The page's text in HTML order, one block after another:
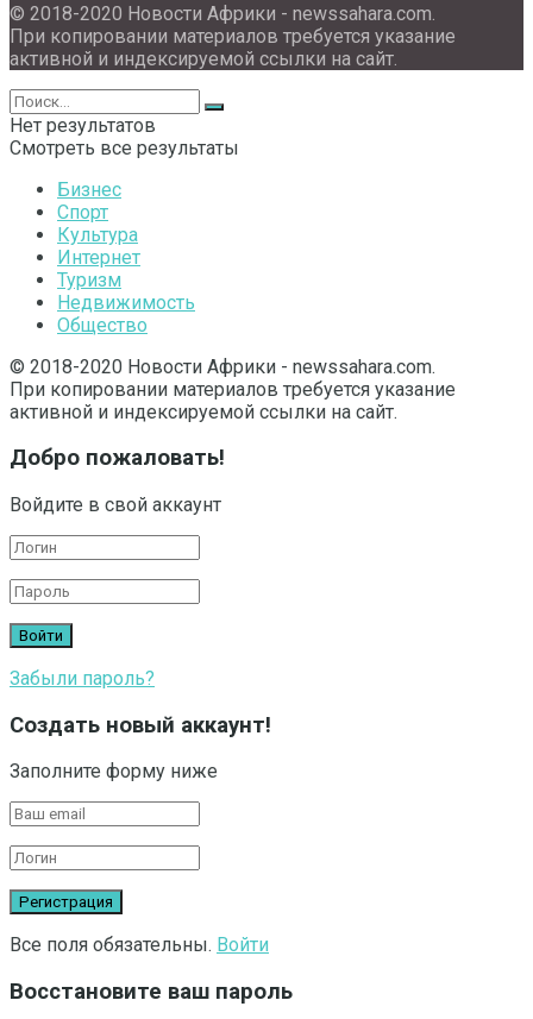
© 2018-2020 Новости Африки - newssahara.com.
При копировании материалов требуется указание
активной и индексируемой ссылки на сайт.
Нет результатов
Смотреть все результаты
Бизнес
Спорт
Культура
Интернет
Туризм
Недвижимость
Общество
© 2018-2020 Новости Африки - newssahara.com.
При копировании материалов требуется указание
активной и индексируемой ссылки на сайт.
Добро пожаловать!
Войдите в свой аккаунт
Забыли пароль?
Создать новый аккаунт!
Заполните форму ниже
Все поля обязательны. Войти
Восстановите ваш пароль